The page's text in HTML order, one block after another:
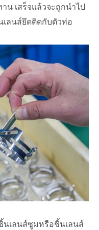
น เสร็จแล้วจะถูกนำไป
ลนส์ยึดติดกับตัวท่อ
นเลนส์ซูมหรือชิ้นเลนส์